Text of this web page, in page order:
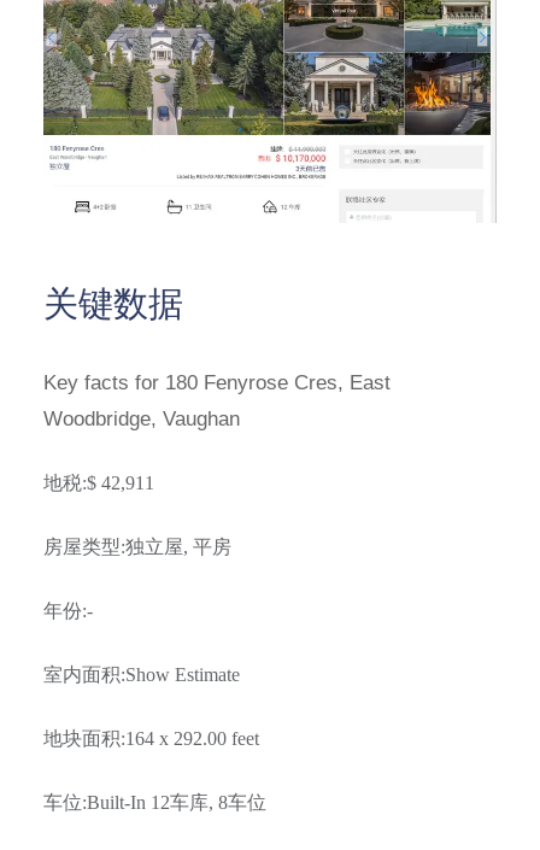
关键数据
Key facts for 180 Fenyrose Cres, East
Woodbridge, Vaughan
地税:$ 42,911
房屋类型:独立屋, 平房
年份:-
室内面积:Show Estimate
地块面积:164 x 292.00 feet
车位:Built-In 12车库, 8车位